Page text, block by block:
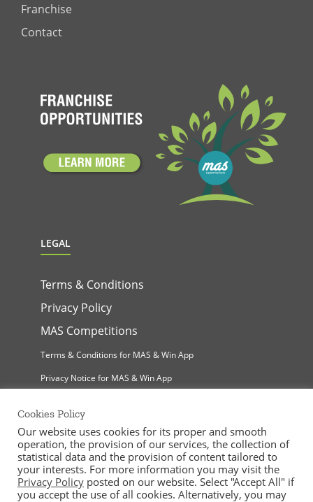
Franchise
Contact
LEGAL
Terms & Conditions
Privacy Policy
MAS Competitions
Terms & Conditions for MAS & Win App
Privacy Notice for MAS & Win App
©2026
MAS Supermarkets Ltd | All Rights Reserved |
Cookies Policy
Our website uses cookies for its proper and smooth
operation, the provision of our services, the collection of
statistical data and the provision of content tailored to
your interests. For more information you may visit the
Privacy Policy posted on our website. Select "Accept All" if
you accept the use of all cookies. Alternatively, you may